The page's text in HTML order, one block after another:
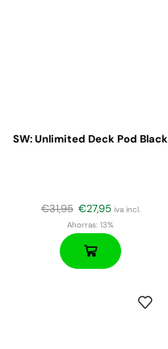
SW: Unlimited Deck Pod Black
€31,95 €27,95 iva incl.
Ahorras: 13%